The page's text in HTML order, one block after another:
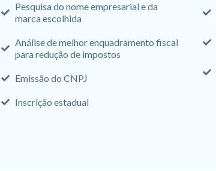
Pesquisa do nome empresarial e da
marca escolhida
Análise de melhor enquadramento fiscal
para redução de impostos
Emissão do CNPJ
Inscrição estadual